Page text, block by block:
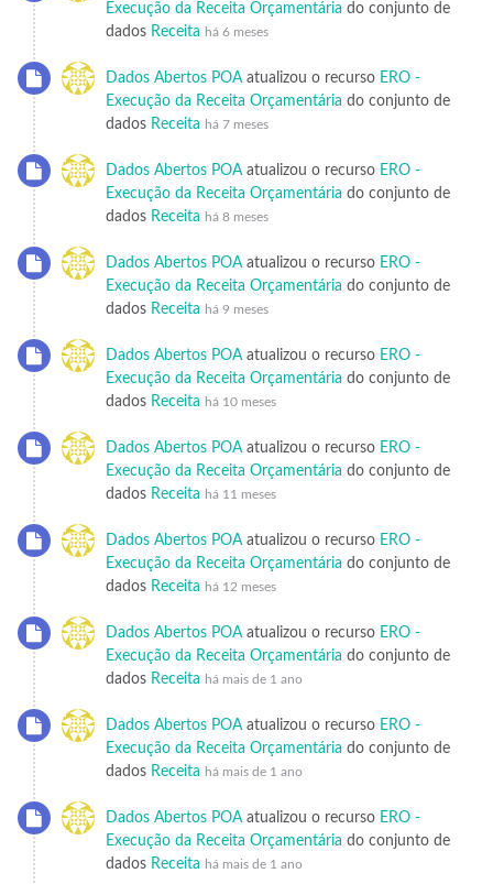
Execução da Receita Orçamentária do conjunto de
dados Receita há 6 meses
Dados Abertos POAatualizou o recurso ERO -
Execução da Receita Orçamentária do conjunto de
dados Receita há 7 meses
Dados Abertos POAatualizou o recurso ERO -
Execução da Receita Orçamentária do conjunto de
dados Receita há 8 meses
Dados Abertos POAatualizou o recurso ERO -
Execução da Receita Orçamentária do conjunto de
dados Receita há 9 meses
Dados Abertos POAatualizou o recurso ERO -
Execução da Receita Orçamentária do conjunto de
dados Receita há 10 meses
Dados Abertos POAatualizou o recurso ERO -
Execução da Receita Orçamentária do conjunto de
dados Receita há 11 meses
Dados Abertos POAatualizou o recurso ERO -
Execução da Receita Orçamentária do conjunto de
dados Receita há 12 meses
Dados Abertos POAatualizou o recurso ERO -
Execução da Receita Orçamentária do conjunto de
dados Receita há mais de 1 ano
Dados Abertos POAatualizou o recurso ERO -
Execução da Receita Orçamentária do conjunto de
dados Receita há mais de 1 ano
Dados Abertos POAatualizou o recurso ERO -
Execução da Receita Orçamentária do conjunto de
dados Receita há mais de 1 ano